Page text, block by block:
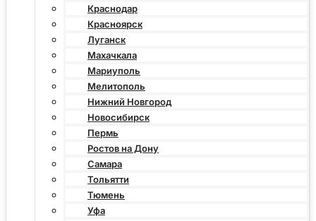
Краснодар
Красноярск
Луганск
Махачкала
Мариуполь
Мелитополь
Нижний Новгород
Новосибирск
Пермь
Ростов на Дону
Самара
Тольятти
Тюмень
Уфа